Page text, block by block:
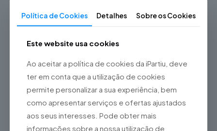
Informação adicional
Tipo de Reparação
Traseira, Câmara Frontal,
Câmara Traseira, Lente da
Câmara Traseira, Porta de
Carregamento,
Microfone, Reparação
Placa-mãe, Formatação
Política de Cookies Detalhes Sobre os Cookies
Este website usa cookies
Ao aceitar a política de cookies da iPartiu, deve
ter em conta que a utilização de cookies
permite personalizar a sua experiência, bem
como apresentar serviços e ofertas ajustados
aos seus interesses. Pode obter mais
informações sobre a nossa utilização de